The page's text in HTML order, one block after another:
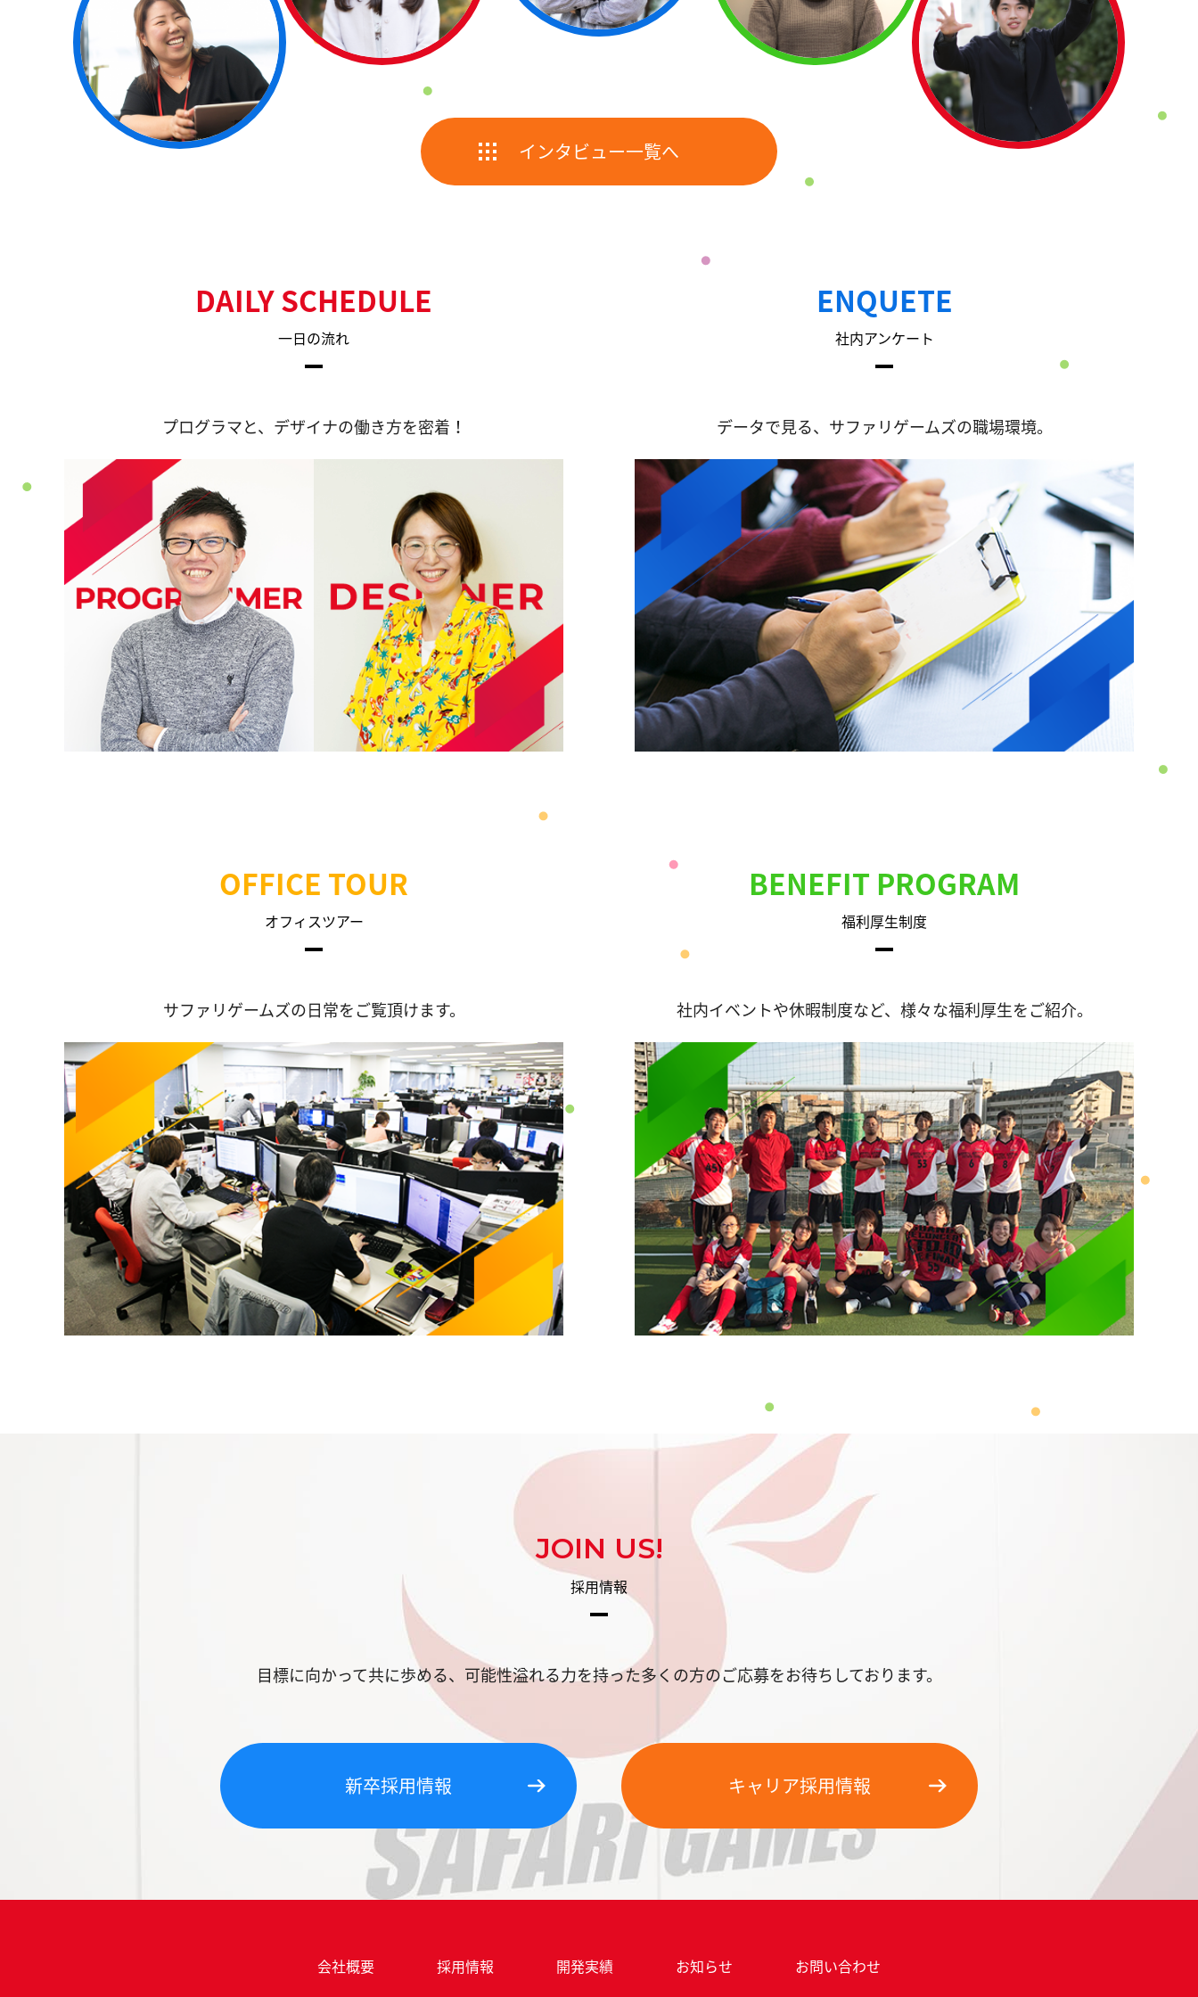
インタビュー一覧へ
DAILY SCHEDULE
一日の流れ
プログラマと、デザイナの働き方を密着！
ENQUETE
社内アンケート
データで見る、サファリゲームズの職場環境。
OFFICE TOUR
オフィスツアー
サファリゲームズの日常をご覧頂けます。
BENEFIT PROGRAM
福利厚生制度
社内イベントや休暇制度など、様々な福利厚生をご紹介。
JOIN US!
採用情報
目標に向かって共に歩める、可能性溢れる力を持った多くの方のご応募をお待ちしております。
新卒採用情報 キャリア採用情報
会社概要 採用情報 開発実績 お知らせ お問い合わせ